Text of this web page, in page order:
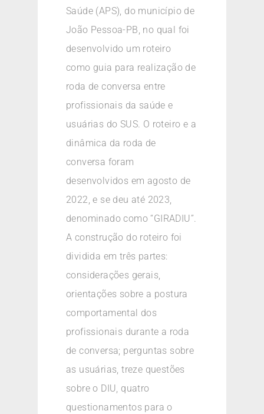
Saúde (APS), do município de
João Pessoa-PB, no qual foi
desenvolvido um roteiro
como guia para realização de
roda de conversa entre
profissionais da saúde e
usuárias do SUS. O roteiro e a
dinâmica da roda de
conversa foram
desenvolvidos em agosto de
2022, e se deu até 2023,
denominado como “GIRADIU”.
A construção do roteiro foi
dividida em três partes:
considerações gerais,
orientações sobre a postura
comportamental dos
profissionais durante a roda
de conversa; perguntas sobre
as usuárias, treze questões
sobre o DIU, quatro
questionamentos para o